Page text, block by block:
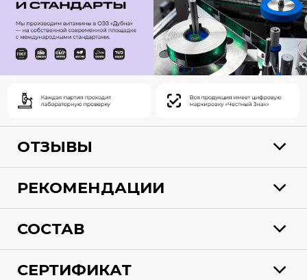
ОТЗЫВЫ
РЕКОМЕНДАЦИИ
СОСТАВ
СЕРТИФИКАТ